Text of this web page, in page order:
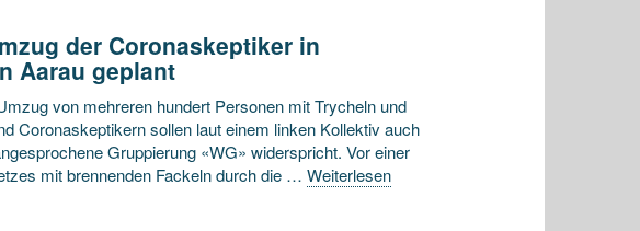
der Coronaskeptiker in
Aarau geplant
von mehreren hundert Personen mit Trycheln und
Coronaskeptikern sollen laut einem linken Kollektiv auch
Gruppierung «WG» widerspricht. Vor einer
mit brennenden Fackeln durch die … Weiterlesen